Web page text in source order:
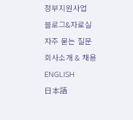
정부지원사업
블로그&자료실
자주 묻는 질문
회사소개 & 채용
ENGLISH
日本語